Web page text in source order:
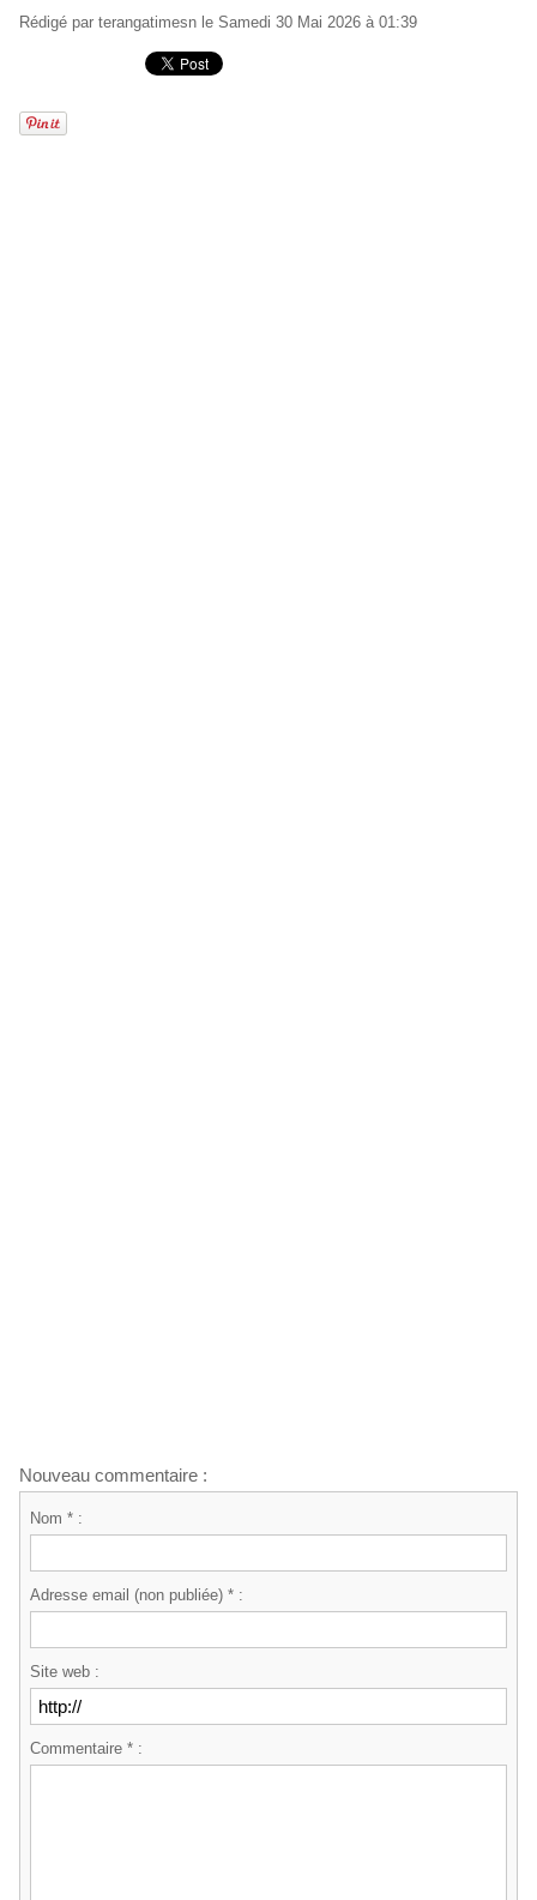
Rédigé par terangatimesn le Samedi 30 Mai 2026 à 01:39
Nouveau commentaire :
Nom * :
Adresse email (non publiée) * :
Site web :
Commentaire * :